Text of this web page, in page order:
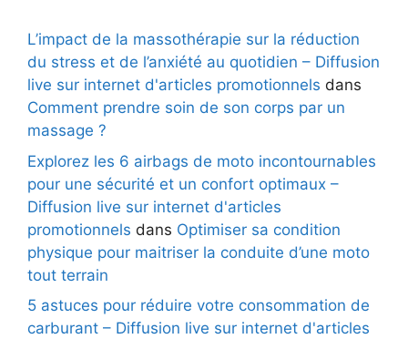
L’impact de la massothérapie sur la réduction
du stress et de l’anxiété au quotidien – Diffusion
live sur internet d'articles promotionnels dans
Comment prendre soin de son corps par un
massage ?
Explorez les 6 airbags de moto incontournables
pour une sécurité et un confort optimaux –
Diffusion live sur internet d'articles
promotionnels dans Optimiser sa condition
physique pour maitriser la conduite d’une moto
tout terrain
5 astuces pour réduire votre consommation de
carburant – Diffusion live sur internet d'articles